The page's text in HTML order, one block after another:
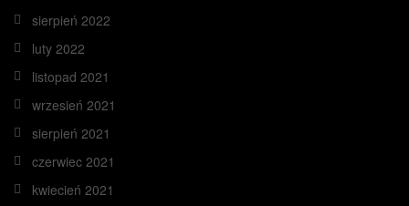
sierpień 2022
luty 2022
listopad 2021
wrzesień 2021
sierpień 2021
czerwiec 2021
kwiecień 2021